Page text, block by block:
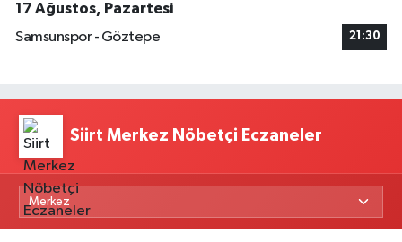
17 Ağustos, Pazartesi
Samsunspor - Göztepe
21:30
Siirt Merkez Nöbetçi Eczaneler